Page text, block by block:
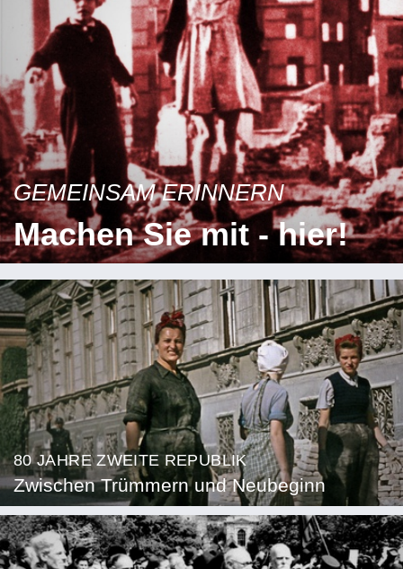
GEMEINSAM ERINNERN
Machen Sie mit - hier!
80 JAHRE ZWEITE REPUBLIK
Zwischen Trümmern und Neubeginn